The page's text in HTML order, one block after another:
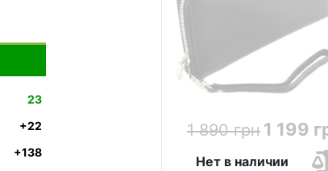
1 890 грн 1 199
Нет в наличии
23
+22
+138